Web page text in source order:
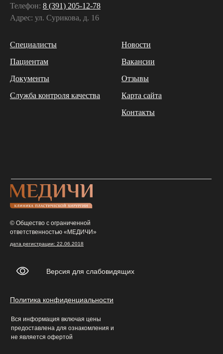
Телефон: 8 (391) 205-12-78
Адрес: ул. Сурикова, д. 16
Специалисты
Пациентам
Документы
Служба контроля качества
Новости
Вакансии
Отзывы
Карта сайта
Контакты
© Общество с ограниченной
ответственностью «МЕДИЧИ»
дата регистрации: 22.06.2018
Вся информация включая цены
предоставлена для ознакомления и
не является офертой
Политика конфиденциальности
Версия для слабовидящих